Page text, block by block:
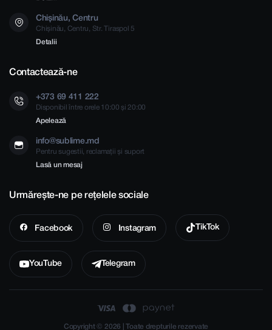
Chișinău, Centru
Chișinău, Centru, Str. Tiraspol 5
Detalii
Contactează-ne
+373 69 411 222
Disponibil între orele 10:00 și 20:00
Apelează
info@sublime.md
Pentru sugestii, reclamații și suport
Lasă un mesaj
Urmărește-ne pe rețelele sociale
Facebook Instagram TikTok
YouTube Telegram
Copyright © 2026 | Toate drepturile rezervate